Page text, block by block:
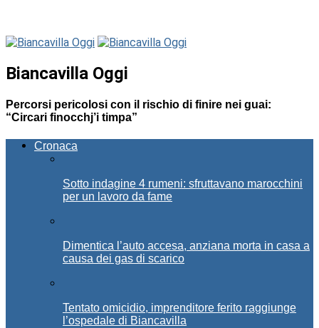
Biancavilla Oggi
Percorsi pericolosi con il rischio di finire nei guai:
“Circari finocchj’i timpa”
Cronaca
Sotto indagine 4 rumeni: sfruttavano marocchini
per un lavoro da fame
Dimentica l’auto accesa, anziana morta in casa a
causa dei gas di scarico
Tentato omicidio, imprenditore ferito raggiunge
l’ospedale di Biancavilla